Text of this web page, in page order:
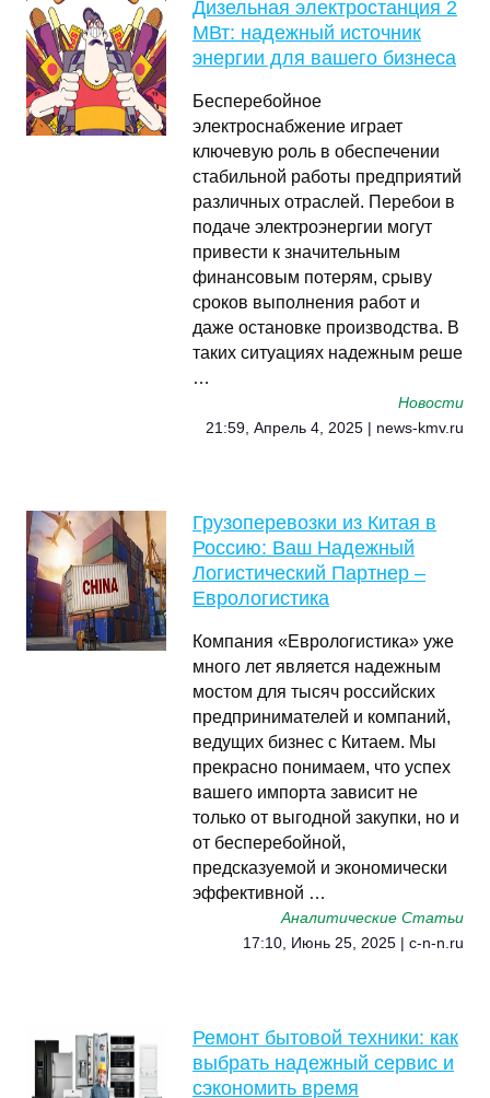
Дизельная электростанция 2
МВт: надежный источник
энергии для вашего бизнеса
Бесперебойное
электроснабжение играет
ключевую роль в обеспечении
стабильной работы предприятий
различных отраслей. Перебои в
подаче электроэнергии могут
привести к значительным
финансовым потерям, срыву
сроков выполнения работ и
даже остановке производства. В
таких ситуациях надежным реше
…
Новости
21:59, Апрель 4, 2025 | news-kmv.ru
Грузоперевозки из Китая в
Россию: Ваш Надежный
Логистический Партнер –
Еврологистика
Компания «Еврологистика» уже
много лет является надежным
мостом для тысяч российских
предпринимателей и компаний,
ведущих бизнес с Китаем. Мы
прекрасно понимаем, что успех
вашего импорта зависит не
только от выгодной закупки, но и
от бесперебойной,
предсказуемой и экономически
эффективной …
Аналитические Статьи
17:10, Июнь 25, 2025 | c-n-n.ru
Ремонт бытовой техники: как
выбрать надежный сервис и
сэкономить время